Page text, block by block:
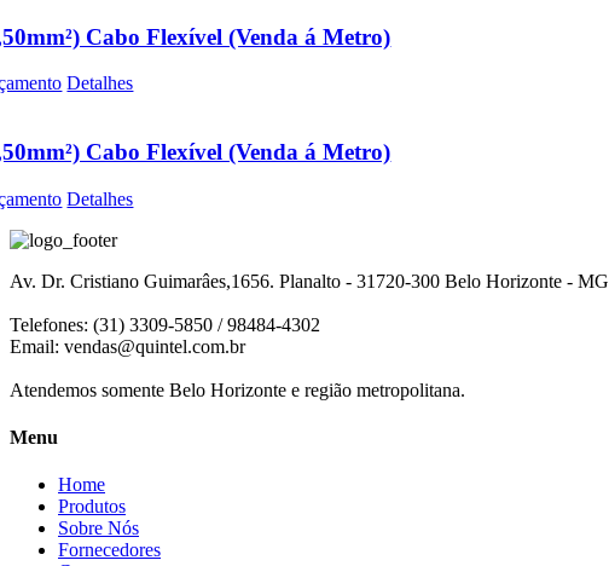
Cabo Flexível (Venda á Metro)
Detalhes
Cabo Flexível (Venda á Metro)
Detalhes
Av. Dr. Cristiano Guimarâes,1656. Planalto - 31720-300 Belo Horizonte - MG
Telefones: (31) 3309-5850 / 98484-4302
Email: vendas@quintel.com.br
Atendemos somente Belo Horizonte e região metropolitana.
Menu
Home
Produtos
Sobre Nós
Fornecedores